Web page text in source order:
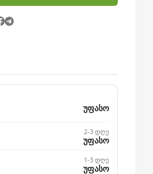
უფასო
2-3 დღე
უფასო
1-3 დღე
უფასო